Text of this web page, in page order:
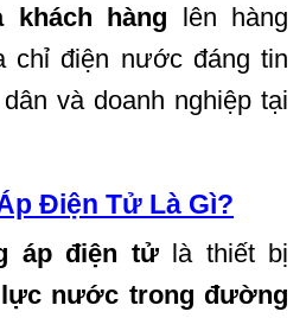
hàng lên hàng
chỉ điện nước đáng tin
và doanh nghiệp tại
Điện Tử Là Gì?
áp điện tửlà thiết bị
nước trong đường